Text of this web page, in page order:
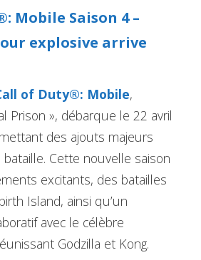
Mobile Saison 4 –
explosive arrive
of Duty®: Mobile,
Prison », débarque le 22 avril
des ajouts majeurs
Cette nouvelle saison
excitants, des batailles
Island, ainsi qu’un
avec le célèbre
Godzilla et Kong.